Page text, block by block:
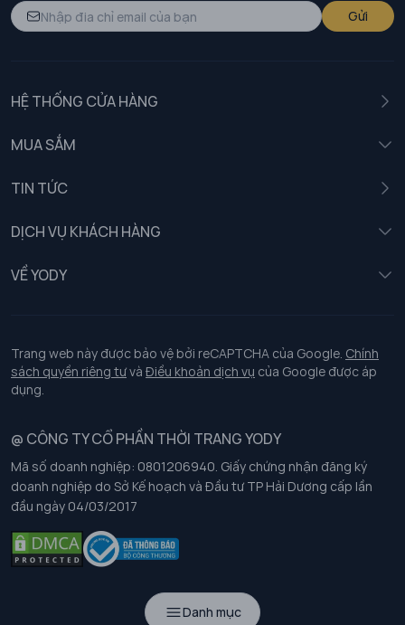
Danh mục
Gửi
HỆ THỐNG CỬA HÀNG
MUA SẮM
TIN TỨC
DỊCH VỤ KHÁCH HÀNG
Chính sách khách hàng thân thiết
Chính sách bảo vệ dữ liệu cá nhân
Chính sách thanh toán, giao nhận
Chính sách chất lượng và an toàn sức khoẻ nghề nghiệp
Chính sách đơn đồng phục
Hướng dẫn chọn kích thước
VỀ YODY
Tuyển dụng
Trang web này được bảo vệ bởi reCAPTCHA của Google. Chính
sách quyền riêng tưvà Điều khoản dịch vụ của Google được áp
dụng.
@ CÔNG TY CỔ PHẦN THỜI TRANG YODY
Mã số doanh nghiệp: 0801206940. Giấy chứng nhận đăng ký
doanh nghiệp do Sở Kế hoạch và Đầu tư TP Hải Dương cấp lần
đầu ngày 04/03/2017